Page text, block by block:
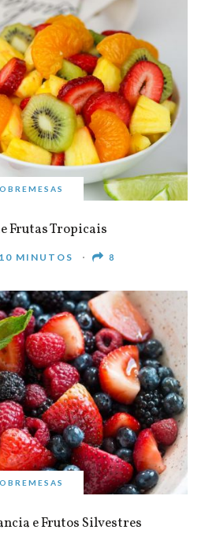
Frutas Tropicais
10 MINUTOS 8
e Frutos Silvestres